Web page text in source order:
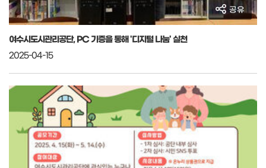
공유
여수시도시관리공단, PC 기증을 통해 '디지털 나눔' 실천
2025-04-15